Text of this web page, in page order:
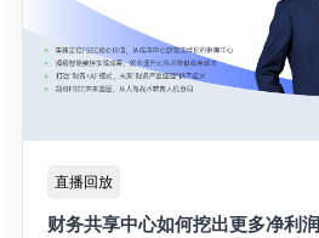
直播回放
财务共享中心如何挖出更多净利润